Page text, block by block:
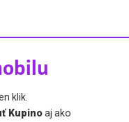
klik.
Kupinoaj ako